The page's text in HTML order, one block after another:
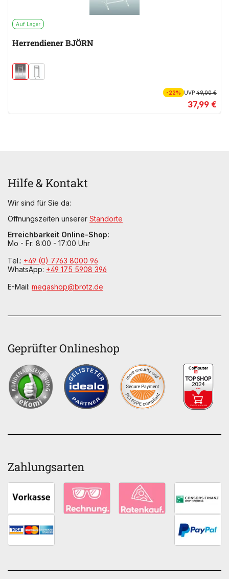
Auf Lager
Herrendiener BJÖRN
-22% UVP49,00 €
37,99 €
Hilfe & Kontakt
Wir sind für Sie da:
Öffnungszeiten unserer Standorte
Erreichbarkeit Online-Shop:
Mo - Fr: 8:00 - 17:00 Uhr
Tel.: +49 (0) 7763 8000 96
WhatsApp: +49 175 5908 396
E-Mail: megashop@brotz.de
Geprüfter Onlineshop
Zahlungsarten